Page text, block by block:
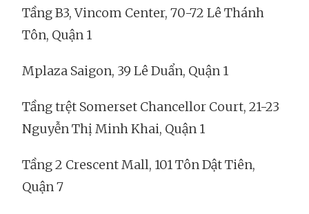
Tầng B3, Vincom Center, 70-72 Lê Thánh
Tôn, Quận 1
Mplaza Saigon, 39 Lê Duẩn, Quận 1
Tầng trệt Somerset Chancellor Court, 21-23
Nguyễn Thị Minh Khai, Quận 1
Tầng 2 Crescent Mall, 101 Tôn Dật Tiên,
Quận 7